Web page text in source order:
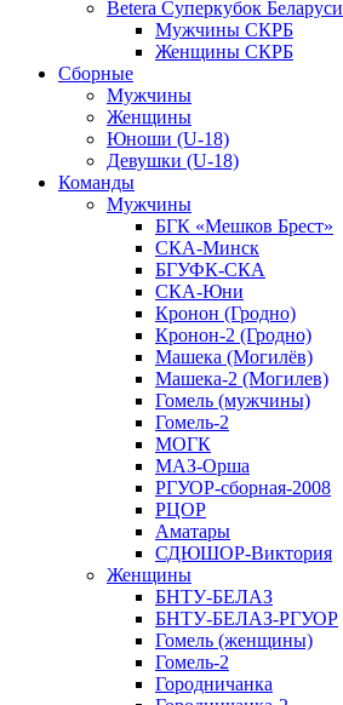
Betera Суперкубок Беларуси
Мужчины СКРБ
Женщины СКРБ
Сборные
Мужчины
Женщины
Юноши (U-18)
Девушки (U-18)
Команды
Мужчины
БГК «Мешков Брест»
СКА-Минск
БГУФК-СКА
СКА-Юни
Кронон (Гродно)
Кронон-2 (Гродно)
Машека (Могилёв)
Машека-2 (Могилев)
Гомель (мужчины)
Гомель-2
МОГК
МАЗ-Орша
РГУОР-сборная-2008
РЦОР
Аматары
СДЮШОР-Виктория
Женщины
БНТУ-БЕЛАЗ
БНТУ-БЕЛАЗ-РГУОР
Гомель (женщины)
Гомель-2
Городничанка